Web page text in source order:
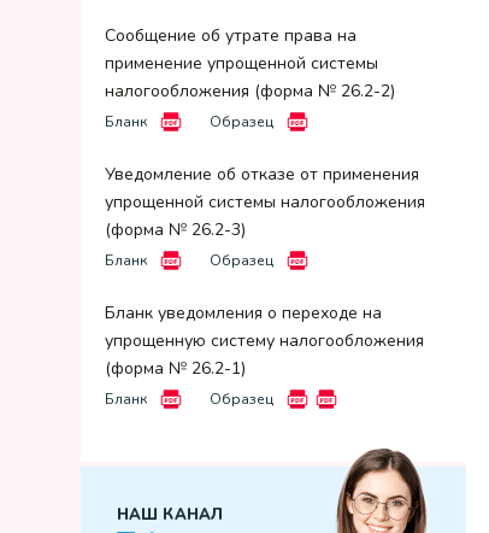
Сообщение об утрате права на
применение упрощенной системы
налогообложения (форма № 26.2-2)
Бланк Образец
Уведомление об отказе от применения
упрощенной системы налогообложения
(форма № 26.2-3)
Бланк Образец
Бланк уведомления о переходе на
упрощенную систему налогообложения
(форма № 26.2-1)
Бланк Образец
НАШ КАНАЛ